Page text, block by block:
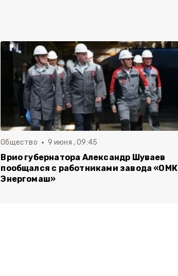
Общество 9 июня , 09:45
Врио губернатора Александр Шуваев
пообщался с работниками завода «ОМК
Энергомаш»